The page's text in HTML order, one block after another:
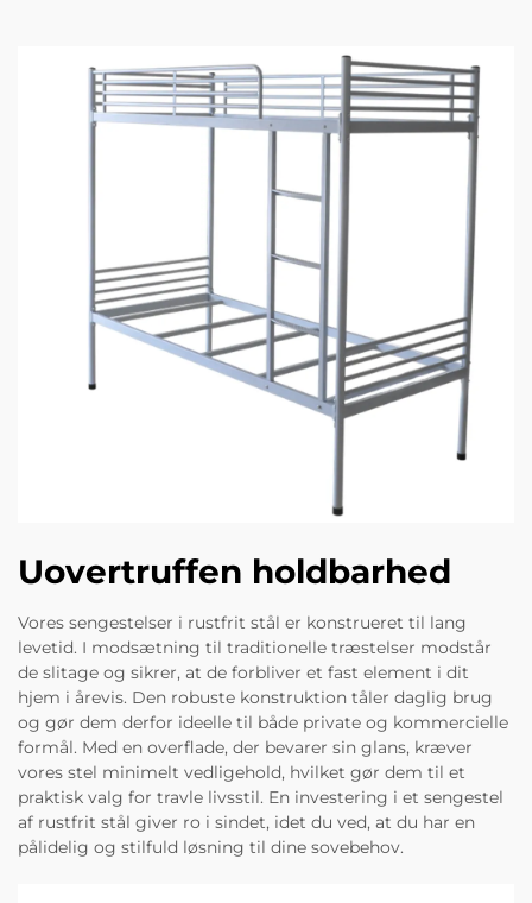
Uovertruffen holdbarhed
Vores sengestelser i rustfrit stål er konstrueret til lang
levetid. I modsætning til traditionelle træstelser modstår
de slitage og sikrer, at de forbliver et fast element i dit
hjem i årevis. Den robuste konstruktion tåler daglig brug
og gør dem derfor ideelle til både private og kommercielle
formål. Med en overflade, der bevarer sin glans, kræver
vores stel minimelt vedligehold, hvilket gør dem til et
praktisk valg for travle livsstil. En investering i et sengestel
af rustfrit stål giver ro i sindet, idet du ved, at du har en
pålidelig og stilfuld løsning til dine sovebehov.